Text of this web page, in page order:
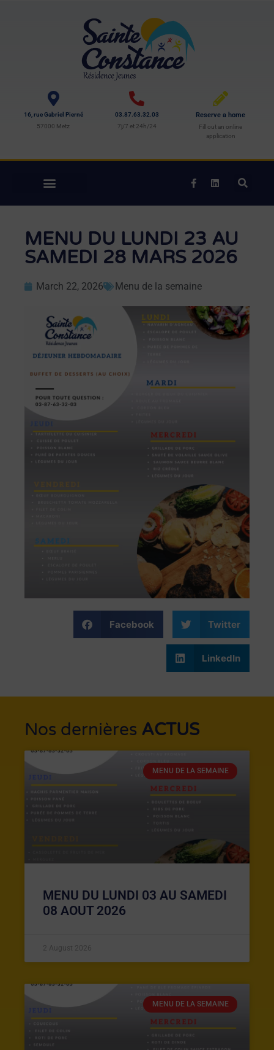
16, rue Gabriel Pierné
57000 Metz
03.87.63.32.03
7j/7 et 24h/24
Reserve a home
Fill out an online
application
MENU DU LUNDI 23 AU
SAMEDI 28 MARS 2026
March 22, 2026 Menu de la semaine
Facebook Twitter
LinkedIn
Nos dernières ACTUS
MENU DE LA SEMAINE
MENU DU LUNDI 03 AU SAMEDI
08 AOUT 2026
2 August 2026
MENU DE LA SEMAINE